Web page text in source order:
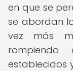
en que se
se abordan
vez más
establecidos